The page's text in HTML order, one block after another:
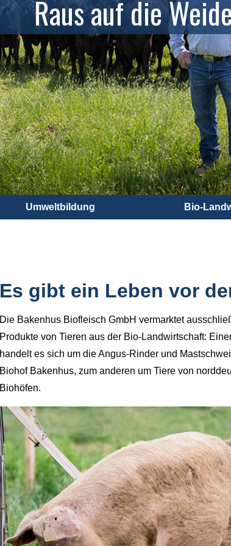
Raus auf die
Umweltbildung Bio-
Es gibt ein Leben vor
Die Bakenhus Biofleisch GmbH vermarktet
Produkte von Tieren aus der Bio-Landwirtschaft:
handelt es sich um die Angus-Rinder und
Biohof Bakenhus, zum anderen um Tiere von
Biohöfen.